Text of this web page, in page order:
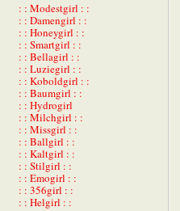
: : Modestgirl : :
: : Damengirl : :
: : Honeygirl : :
: : Smartgirl : :
: : Bellagirl : :
: : Luziegirl : :
: : Koboldgirl : :
: : Baumgirl : :
: : Hydrogirl
: : Milchgirl : :
: : Missgirl : :
: : Ballgirl : :
: : Kaltgirl : :
: : Stilgirl : :
: : Emogirl : :
: : 356girl : :
: : Helgirl : :